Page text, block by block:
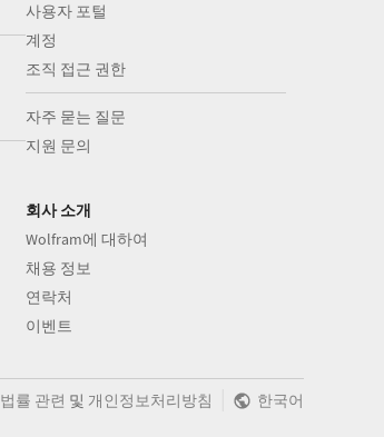
사용자 포털
계정
조직 접근 권한
자주 묻는 질문
지원 문의
회사 소개
Wolfram에 대하여
채용 정보
연락처
이벤트
법률 관련 및 개인정보처리방침 한국어